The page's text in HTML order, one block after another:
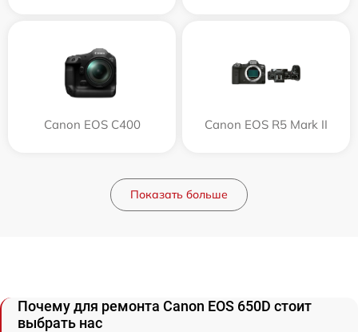
Canon EOS C400 Canon EOS R5 Mark II
Показать больше
Почему для ремонта Canon EOS 650D стоит
выбрать нас